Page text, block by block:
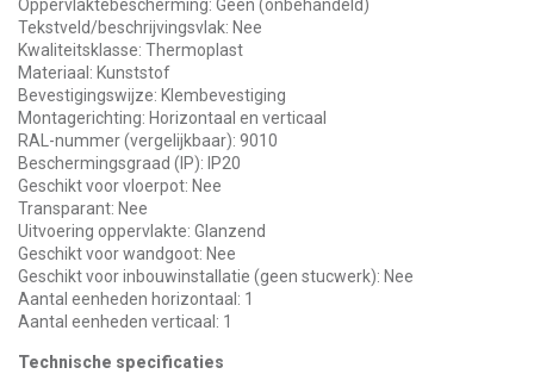
Oppervlaktebescherming: Geen (onbehandeld)
Tekstveld/beschrijvingsvlak: Nee
Kwaliteitsklasse: Thermoplast
Materiaal: Kunststof
Bevestigingswijze: Klembevestiging
Montagerichting: Horizontaal en verticaal
RAL-nummer (vergelijkbaar): 9010
Beschermingsgraad (IP): IP20
Geschikt voor vloerpot: Nee
Transparant: Nee
Uitvoering oppervlakte: Glanzend
Geschikt voor wandgoot: Nee
Geschikt voor inbouwinstallatie (geen stucwerk): Nee
Aantal eenheden horizontaal: 1
Aantal eenheden verticaal: 1
Technische specificaties